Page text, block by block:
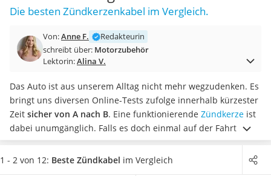
Benzinkanister (20 l)
Fahrradträger E-Bike
Benzinkanister
Wagenheber 3t
AGM-Batterie Wohnmobil
Thule-Fahrradträger
FM-Transmitter
Sommerreifen 205/55 R16
Autobatterie-Ladegerät
Die besten Zündkerzenkabel im Vergleich.
Von:Anne F.
Redakteurin
schreibt über: Motorzubehör
Lektorin:Alina V.
Das Auto ist aus unserem Alltag nicht mehr wegzudenken. Es
bringt uns diversen Online-Tests zufolge innerhalb kürzester
Zeit sicher von A nach B. Eine funktionierende Zündkerze ist
dabei unumgänglich. Falls es doch einmal auf der Fahrt zu
Schäden kommt, ist ein Zündkabel der Retter in der Not.
Wählen Sie jetzt aus unserer Produkttabelle
1 - 2 von 12: Beste Zündkabel im Vergleich